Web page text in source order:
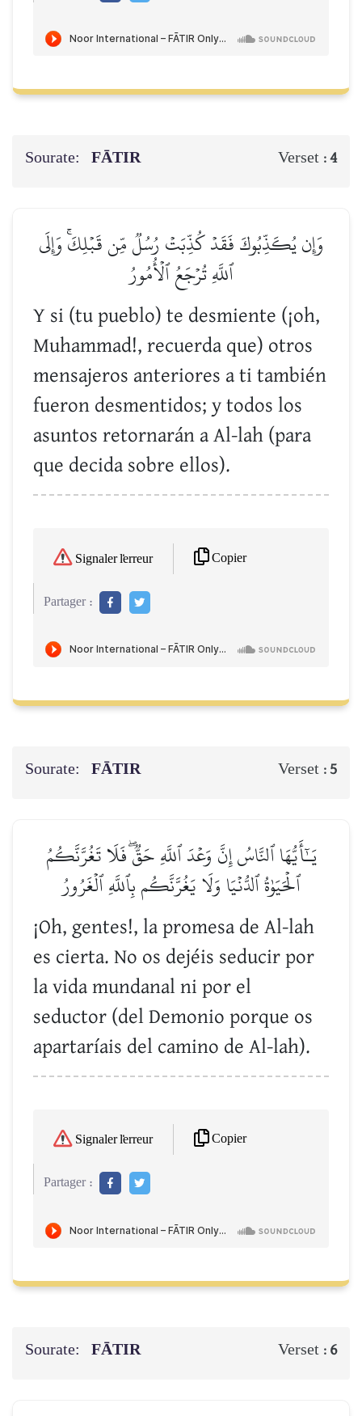
Sourate: FĀTIR Verset :4
وَإِن يُكَذِّبُوكَ فَقَدۡ كُذِّبَتۡ رُسُلٞ مِّن قَبۡلِكَۚ وَإِلَى
ٱللَّهِ تُرۡجَعُ ٱلۡأُمُورُ
Y si (tu pueblo) te desmiente (¡oh,
Muhammad!, recuerda que) otros
mensajeros anteriores a ti también
fueron desmentidos; y todos los
asuntos retornarán a Al-lah (para
que decida sobre ellos).
Signaler l'erreur Copier
Partager :
Sourate: FĀTIR Verset :5
يَـٰٓأَيُّهَا ٱلنَّاسُ إِنَّ وَعۡدَ ٱللَّهِ حَقّٞۖ فَلَا تَغُرَّنَّكُمُ
ٱلۡحَيَوٰةُ ٱلدُّنۡيَا وَلَا يَغُرَّنَّكُم بِٱللَّهِ ٱلۡغَرُورُ
¡Oh, gentes!, la promesa de Al-lah
es cierta. No os dejéis seducir por
la vida mundanal ni por el
seductor (del Demonio porque os
apartaríais del camino de Al-lah).
Signaler l'erreur Copier
Partager :
Sourate: FĀTIR Verset : 6